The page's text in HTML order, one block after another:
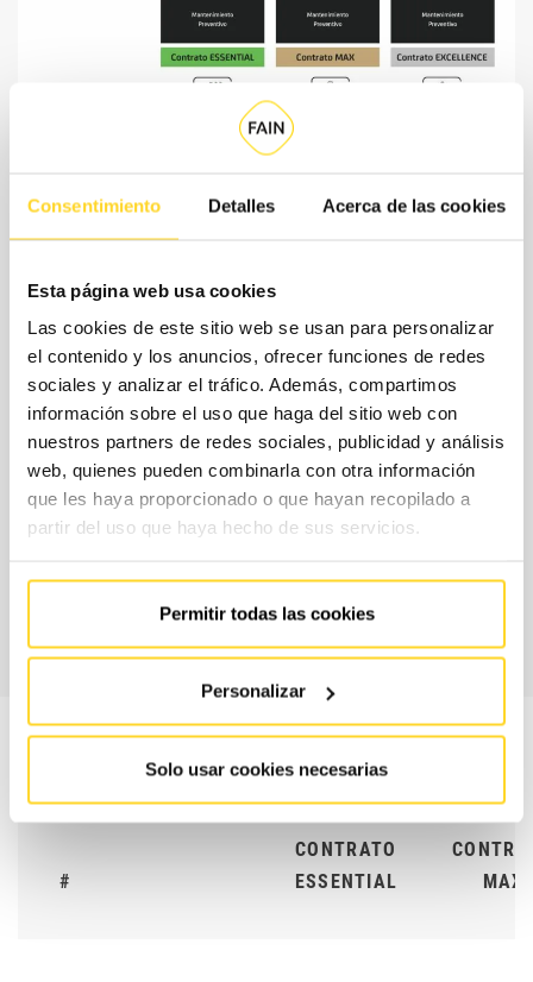
Consentimiento Detalles Acerca de las cookies
Esta página web usa cookies
Las cookies de este sitio web se usan para personalizar
el contenido y los anuncios, ofrecer funciones de redes
sociales y analizar el tráfico. Además, compartimos
información sobre el uso que haga del sitio web con
nuestros partners de redes sociales, publicidad y análisis
web, quienes pueden combinarla con otra información
que les haya proporcionado o que hayan recopilado a
partir del uso que haya hecho de sus servicios.
Permitir todas las cookies
Personalizar
Solo usar cookies necesarias
¿Cuáles son las modalidades de
Para ajustar el contrato a tus necesidades reales y tu
presupuesto, en FAIN te proponemos un modelo de
contratación flexible, en el que seleccionarás por separado
la cobertura de piezas, es decir, los repuesto que se
incluyen sin coste adicional en tu contrato, y los horarios
de servicio.
CONTACTA CON
NOSOTROS
#
CONTRATO
ESSENTIAL
MAX